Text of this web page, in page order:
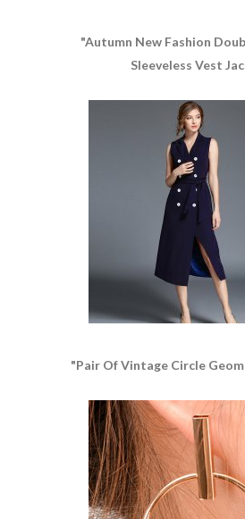
"Autumn New Fashion
Sleeveless Vest
"Pair Of Vintage Circle